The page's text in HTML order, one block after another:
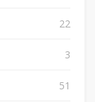
22
3
51